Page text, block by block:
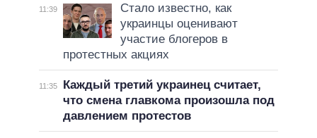
11:39
Стало известно, как
украинцы оценивают
участие блогеров в
протестных акциях
11:35
Каждый третий украинец считает,
что смена главкома произошла под
давлением протестов